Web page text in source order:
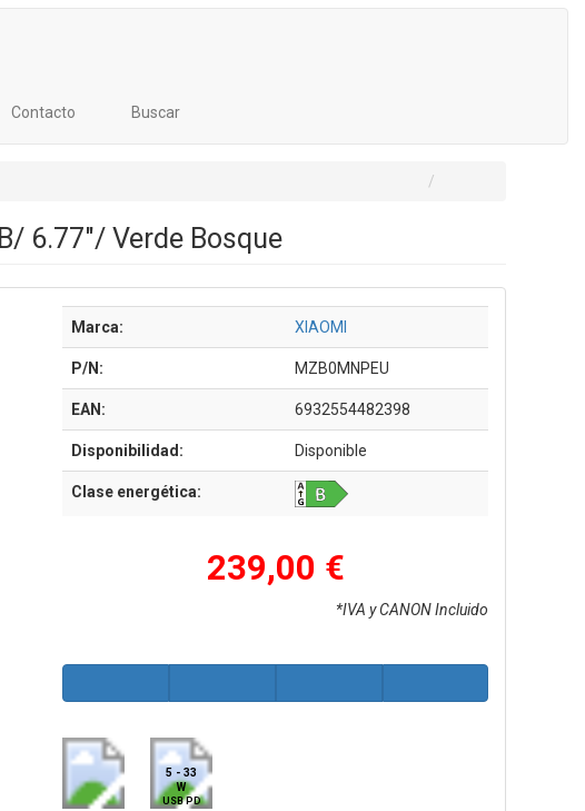
Contacto Buscar
6.77"/ Verde Bosque
Marca: XIAOMI
P/N: MZB0MNPEU
EAN: 6932554482398
Disponibilidad: Disponible
Clase energética:
239,00 €
*IVA y CANON Incluido
5 - 33
W
USB PD